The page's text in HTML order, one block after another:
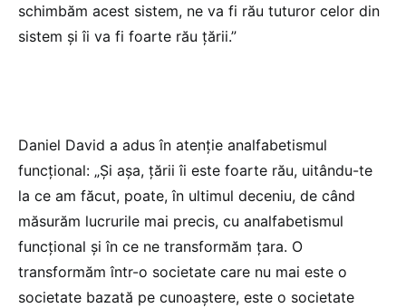
schimbăm acest sistem, ne va fi rău tuturor celor din
sistem și îi va fi foarte rău țării.”
Daniel David a adus în atenție analfabetismul
funcțional: „Și așa, țării îi este foarte rău, uitându-te
la ce am făcut, poate, în ultimul deceniu, de când
măsurăm lucrurile mai precis, cu analfabetismul
funcțional și în ce ne transformăm țara. O
transformăm într-o societate care nu mai este o
societate bazată pe cunoaștere, este o societate